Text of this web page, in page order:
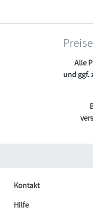
Alle
und ggf.
Kontakt
Hilfe